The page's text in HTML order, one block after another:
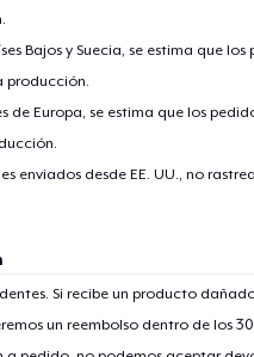
Bajos y Suecia, se estima que
producción.
de Europa, se estima que los
enviados desde EE. UU., no
Si recibe un producto
un reembolso dentro de los